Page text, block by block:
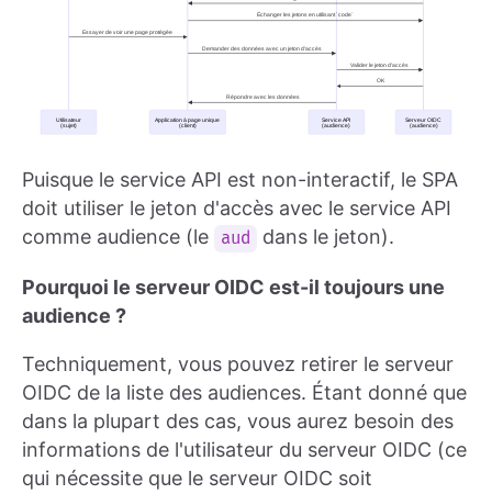
Puisque le service API est non-interactif, le SPA
doit utiliser le jeton d'accès avec le service API
comme audience (le
aud dans le jeton).
Pourquoi le serveur OIDC est-il toujours une
audience ?
Techniquement, vous pouvez retirer le serveur
OIDC de la liste des audiences. Étant donné que
dans la plupart des cas, vous aurez besoin des
informations de l'utilisateur du serveur OIDC (ce
qui nécessite que le serveur OIDC soit